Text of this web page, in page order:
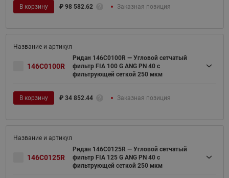
В корзину ₽ 98 582.62 Заказная позиция
146C0100R
Ридан 146C0100R — Угловой сетчатый
фильтр FIA 100 G ANG PN 40 c
фильтрующей сеткой 250 мкм
В корзину ₽ 34 852.44 Заказная позиция
146C0125R
Ридан 146C0125R — Угловой сетчатый
фильтр FIA 125 G ANG PN 40 c
фильтрующей сеткой 250 мкм